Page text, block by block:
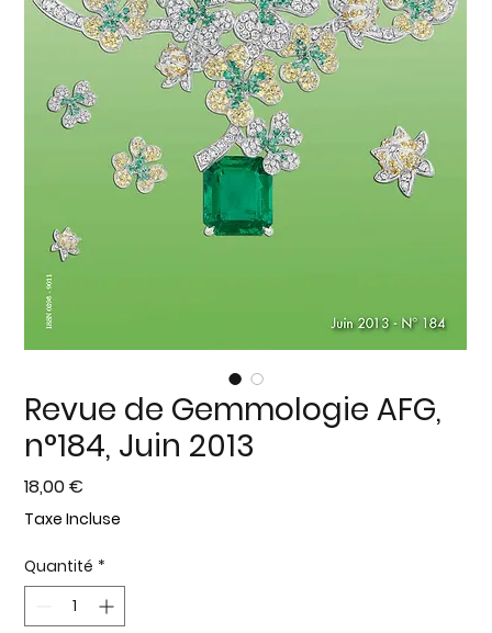
Revue de Gemmologie AFG,
n°184, Juin 2013
18,00 €
Taxe Incluse
Quantité *